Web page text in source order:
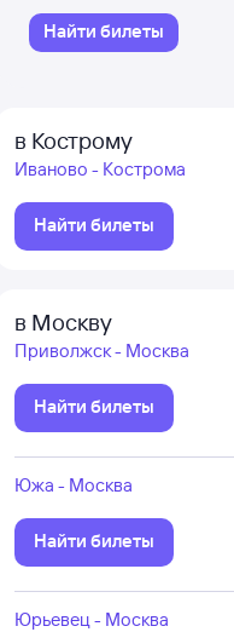
Найти билеты
в Кострому
Иваново - Кострома
Найти билеты
в Москву
Приволжск - Москва
Найти билеты
Южа - Москва
Найти билеты
Юрьевец - Москва